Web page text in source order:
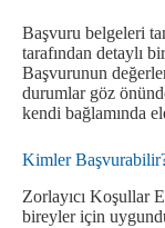
Başvuru belgeleri
tarafından detaylı
Başvurunun
durumlar göz
kendi bağlamında
Kimler
Zorlayıcı Koşullar
bireyler için